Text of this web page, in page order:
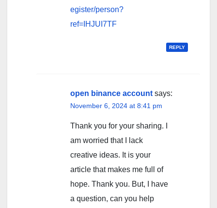
egister/person?
ref=IHJUI7TF
REPLY
open binance account says:
November 6, 2024 at 8:41 pm
Thank you for your sharing. I
am worried that I lack
creative ideas. It is your
article that makes me full of
hope. Thank you. But, I have
a question, can you help